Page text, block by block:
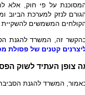
על פי חוק, אלא
לנזק למערכת הביוב
המשמשים להשקיית
זה, המשרד להגנת
קטנים של פסולת
צופן העתיד לשוק
המשרד להגנת